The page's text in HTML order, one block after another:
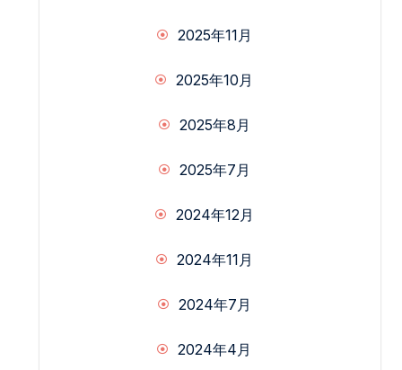
2025年11月
2025年10月
2025年8月
2025年7月
2024年12月
2024年11月
2024年7月
2024年4月